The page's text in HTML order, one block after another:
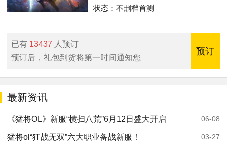
状态：不删档首测
已有 13437 人预订
预订后，礼包到货将第一时间通知您
预订
最新资讯
《猛将OL》新服“横扫八荒”6月12日盛大开启 06-08
猛将ol“狂战无双”六大职业备战新服！ 03-27